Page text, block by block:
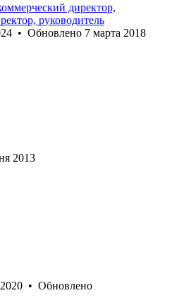
директор,
руководитель
• Обновлено 7 марта 2018
2013
• Обновлено